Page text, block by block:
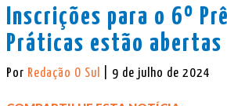
Inscrições para o 6º
Práticas estão abertas
Por Redação O Sul | 9 de julho de 2024